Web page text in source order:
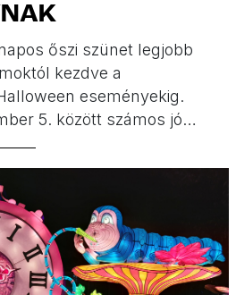
őszi szünet legjobb
kezdve a
eseményekig.
5. között számos jó